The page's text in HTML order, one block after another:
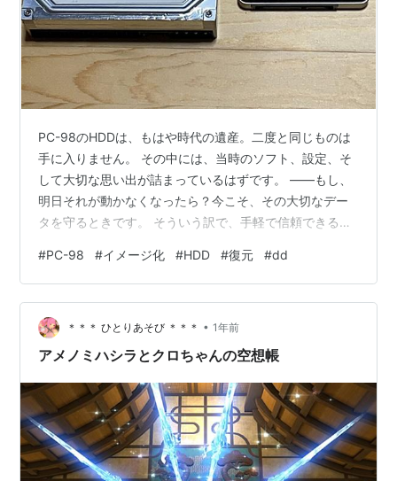
PC-98のHDDは、もはや時代の遺産。二度と同じものは
手に入りません。 その中には、当時のソフト、設定、そ
して大切な思い出が詰まっているはずです。 ――もし、
明日それが動かなくなったら？今こそ、その大切なデー
タを守るときです。 そういう訳で、手軽で信頼できる
丸ごとイメージ化し、そのイメージから新しいSATA SSD
へ復元しようと思います。バックアップファイルさえあ
れば、何度でもクローンが作れます。 これは単なる作業
ではありません。大切な記憶を、未来に託すための儀式
です！※作業は自己責任で行ってください。コマンドの指
#PC-98 #イメージ化 #HDD #復元 #dd
＊＊＊ ひとりあそび ＊＊＊ • 1年前
アメノミハシラとクロちゃんの空想帳